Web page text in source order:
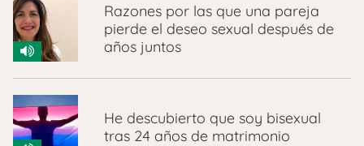
Razones por las que una pareja
pierde el deseo sexual después de
años juntos
He descubierto que soy bisexual
tras 24 años de matrimonio